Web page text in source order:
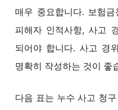
매우 중요합니다. 보험
피해자 인적사항, 사고
되어야 합니다. 사고 경
명확히 작성하는 것이 좋
다음 표는 누수 사고 청